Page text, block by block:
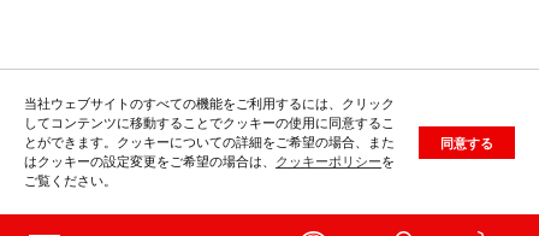
当社ウェブサイトのすべての機能をご利用するには、クリック
してコンテンツに移動することでクッキーの使用に同意するこ
とができます。クッキーについての詳細をご希望の場合、また
はクッキーの設定変更をご希望の場合は、 クッキーポリシーを
ご覧ください。
同意する